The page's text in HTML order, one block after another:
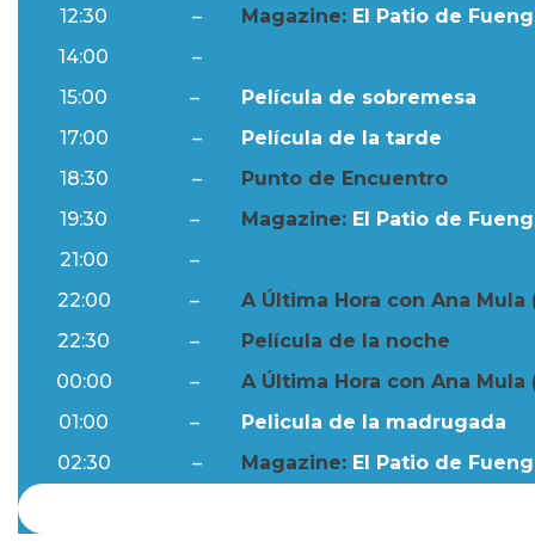
12:30
– Magazine: El Patio de
14:00
–
15:00
–
Película de sobremesa
17:00
–
Película de la tarde
18:30
–
Punto de Encuentro
19:30
– Magazine: El Patio de
21:00
–
22:00
–
A Última Hora con Ana Mula
22:30
–
Película de la noche
00:00
–
A Última Hora con Ana Mula
01:00
–
Pelicula de la madrugada
02:30
– Magazine: El Patio de